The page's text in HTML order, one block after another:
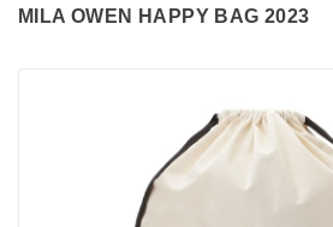
MILA OWEN HAPPY BAG 2023